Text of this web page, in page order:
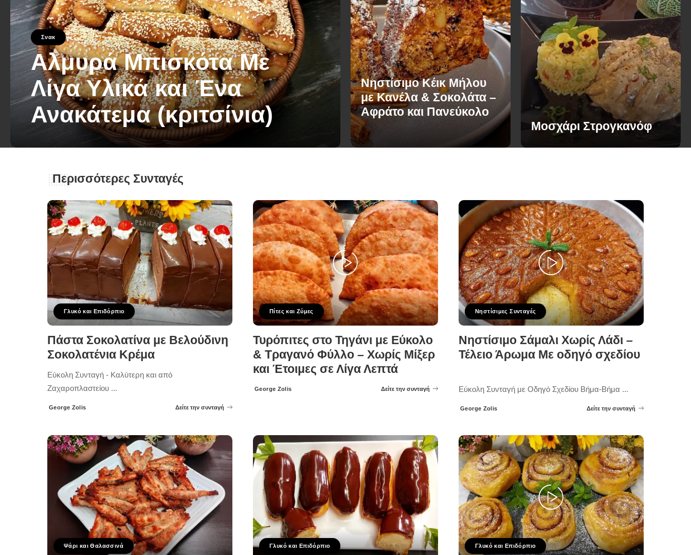
Σνακ
Αλμυρά Μπισκότα Με
Λίγα Υλικά και Ένα
Ανακάτεμα (κριτσίνια)
4 Ιουνίου 2026
Νηστίσιμο Κέικ Μήλου
με Κανέλα & Σοκολάτα –
Αφράτο και Πανεύκολο
Μοσχάρι Στρογκανόφ
Περισσότερες Συνταγές
Γλυκό και Επιδόρπιο
Πάστα Σοκολατίνα με Βελούδινη
Σοκολατένια Κρέμα
Εύκολη Συνταγή - Καλύτερη και από
Ζαχαροπλαστείου ...
Posted
George Zolis Δείτε την συνταγή
Πίτες και Ζύμες
Τυρόπιτες στο Τηγάνι με Εύκολο
& Τραγανό Φύλλο – Χωρίς Μίξερ
και Έτοιμες σε Λίγα Λεπτά
Posted
George Zolis Δείτε την συνταγή
Νηστίσιμες Συνταγές
Νηστίσιμο Σάμαλι Χωρίς Λάδι –
Τέλειο Άρωμα Με οδηγό σχεδίου
Εύκολη Συνταγή με Οδηγό Σχεδίου Βήμα-Βήμα ...
Posted
George Zolis Δείτε την συνταγή
Ψάρι και Θαλασσινά Γλυκό και Επιδόρπιο Γλυκό και Επιδόρπιο